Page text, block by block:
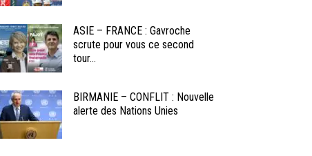
ASIE – FRANCE : Gavroche
scrute pour vous ce second
tour...
BIRMANIE – CONFLIT : Nouvelle
alerte des Nations Unies